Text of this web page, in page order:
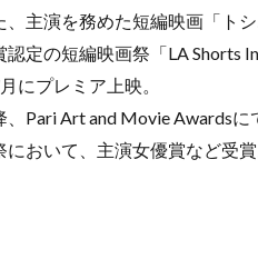
、主演を務めた短編映画「ト
認定の短編映画祭「LA Shorts
にプレミア上映。
、Pari Art and Movie Awards
において、主演女優賞など受賞